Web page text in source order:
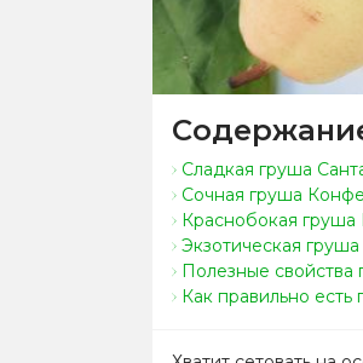
Сладкая груша
Сочная груша
Краснобокая
Экзотическая
Полезные свойства
Как правильно есть